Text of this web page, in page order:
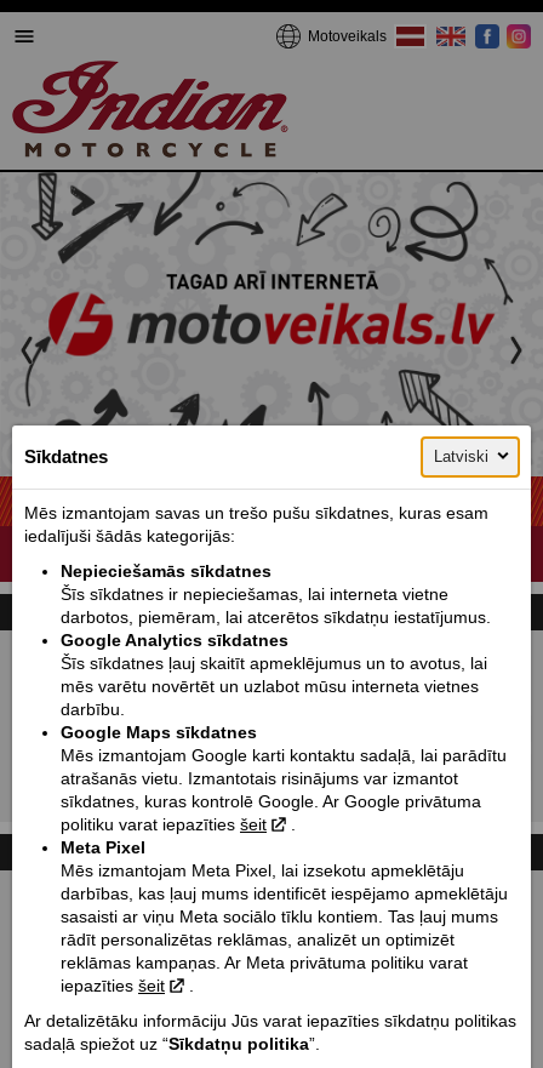
Motoveikals
1 / 2
JAUNĀ KLASISKO MOTOCIKLU PAAUDZE IR DZIMUSI.
MOTOMEKLĒŠANA
Lietoti:
Ražotājs:
Indian motorcycle
Tips: Izvēlēties
Modelis:
Izvēlēties
Meklēt!
AKSESUĀRI
Held - moto ekipējums.
IXS - moto ekipējums un aksesuāri.
Motorex - eļļas un smērvielas.
Sīkdatnes Latviski
Mēs izmantojam savas un trešo pušu sīkdatnes, kuras esam
iedalījuši šādās kategorijās:
Nepieciešamās sīkdatnes
Šīs sīkdatnes ir nepieciešamas, lai interneta vietne
darbotos, piemēram, lai atcerētos sīkdatņu iestatījumus.
Google Analytics sīkdatnes
Šīs sīkdatnes ļauj skaitīt apmeklējumus un to avotus, lai
mēs varētu novērtēt un uzlabot mūsu interneta vietnes
darbību.
Google Maps sīkdatnes
Mēs izmantojam Google karti kontaktu sadaļā, lai parādītu
atrašanās vietu. Izmantotais risinājums var izmantot
sīkdatnes, kuras kontrolē Google. Ar Google privātuma
politiku varat iepazīties šeit
Meta Pixel
Mēs izmantojam Meta Pixel, lai izsekotu apmeklētāju
darbības, kas ļauj mums identificēt iespējamo apmeklētāju
sasaisti ar viņu Meta sociālo tīklu kontiem. Tas ļauj mums
rādīt personalizētas reklāmas, analizēt un optimizēt
reklāmas kampaņas. Ar Meta privātuma politiku varat
iepazīties šeit
Ar detalizētāku informāciju Jūs varat iepazīties sīkdatņu politikas
sadaļā spiežot uz “Sīkdatņu politika”.